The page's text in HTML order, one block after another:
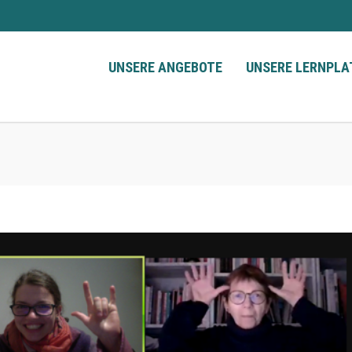
UNSERE ANGEBOTE UNSERE